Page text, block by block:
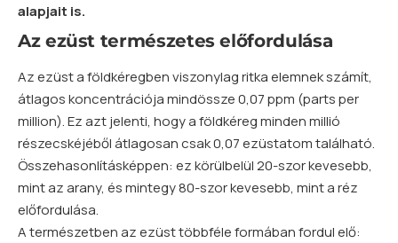
alapjait is.
Az ezüst természetes előfordulása
Az ezüst a földkéregben viszonylag ritka elemnek számít,
átlagos koncentrációja mindössze 0,07 ppm (parts per
million). Ez azt jelenti, hogy a földkéreg minden millió
részecskéjéből átlagosan csak 0,07 ezüstatom található.
Összehasonlításképpen: ez körülbelül 20-szor kevesebb,
mint azarany, és mintegy 80-szor kevesebb, mint a réz
előfordulása.
A természetben az ezüst többféle formában fordul elő: